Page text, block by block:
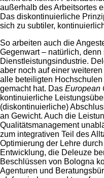
außerhalb des Arbeitsortes
Das diskontinuierliche
sich zu subtiler,
So arbeiten auch die
Gegenwart – natürlich, denn
Dienstleistungsindustrie.
aber noch auf einer
alle beteiligten
gemacht hat. Das European
kontinuierliche
(diskontinuierliche)
an Gewicht. Auch die
Qualitätsmanagement
zum integrativen Teil des
Optimierung der Lehre
Entwicklung, die Deleuze
Beschlüssen von Bologna
Agenturen und